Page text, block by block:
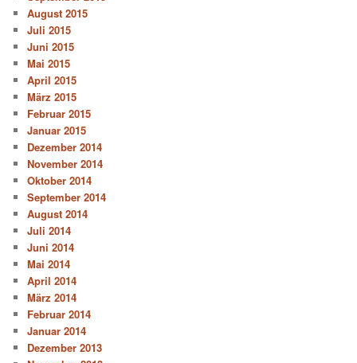
August 2015
Juli 2015
Juni 2015
Mai 2015
April 2015
März 2015
Februar 2015
Januar 2015
Dezember 2014
November 2014
Oktober 2014
September 2014
August 2014
Juli 2014
Juni 2014
Mai 2014
April 2014
März 2014
Februar 2014
Januar 2014
Dezember 2013